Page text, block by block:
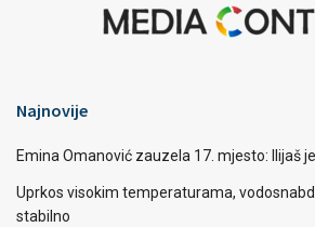
Najnovije
Emina Omanović zauzela 17. mjesto: Ilijaš
Uprkos visokim temperaturama,
stabilno